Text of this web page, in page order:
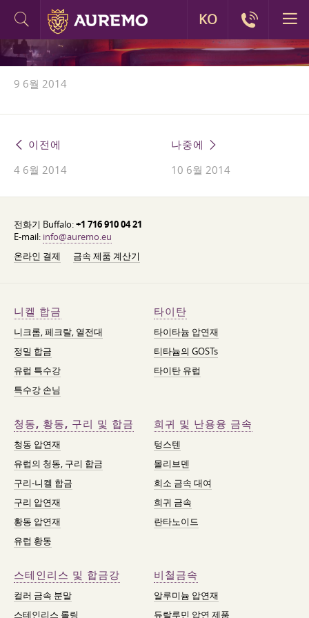
9 6월 2014
이전에
4 6월 2014
나중에
10 6월 2014
전화기 Buffalo:+1 716 910 04 21
E-mail: info@auremo.eu
온라인 결제
금속 제품 계산기
니켈 합금
니크롬, 페크랄, 열전대
정밀 합금
유럽 특수강
특수강 손님
타이탄
타이타늄 압연재
티타늄의 GOSTs
타이탄 유럽
청동, 황동, 구리 및 합금
청동 압연재
유럽의 청동, 구리 합금
구리-니켈 합금
구리 압연재
황동 압연재
유럽 황동
희귀 및 난용융 금속
텅스텐
몰리브덴
희소 금속 대여
희귀 금속
란타노이드
스테인리스 및 합금강
컬러 금속 분말
스테인리스 롤링
비철금속
알루미늄 압연재
듀랄루민 압연 제품
KO